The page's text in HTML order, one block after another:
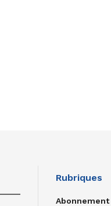
Rubriques
Abonnement